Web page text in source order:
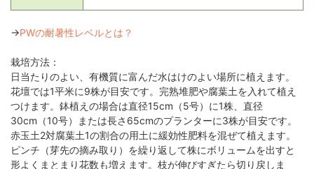
→PWの耐暑性レベルとは？
栽培方法：
日当たりのよい、有機質に富んだ水はけのよい場所に植えます。
花壇では1平米に9株が目安です。完熟堆肥や腐葉土を入れて植え
つけます。鉢植えの場合は直径15cm（5号）に1株、直径
30cm（10号）または長さ65cmのプランターに3株が目安です。
赤玉土2対腐葉土1の割合の用土に緩効性肥料を混ぜて植えます。
ピンチ（芽先の摘み取り）を繰り返して株にボリュームを出すと
形よくまとまり花数も増えます。枝が伸びすぎたら切り戻しま